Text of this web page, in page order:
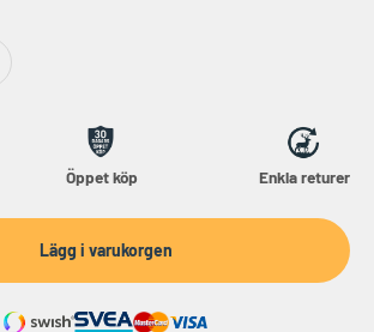
Öppet köp Enkla returer
Lägg i varukorgen